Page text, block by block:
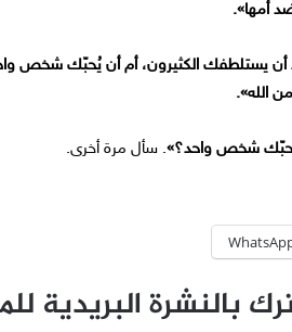
أمها».
أن يستلطفك الكثيرون، أم أن يُحبّك شخص
الله».
يُحبّك شخص واحد؟». سأل مرة أخرى.
بالنشرة البريدية